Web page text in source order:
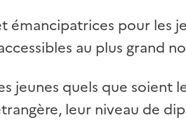
émancipatrices pour les
au plus grand
jeunes quels que soient
leur niveau de